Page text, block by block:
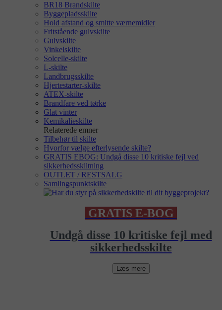
BR18 Brandskilte
Byggepladsskilte
Hold afstand og smitte værnemidler
Fritstående gulvskilte
Gulvskilte
Vinkelskilte
Solcelle-skilte
L-skilte
Landbrugsskilte
Hjertestarter-skilte
ATEX-skilte
Brandfare ved tørke
Glat vinter
Kemikalieskilte
Relaterede emner
Tilbehør til skilte
Hvorfor vælge efterlysende skilte?
GRATIS EBOG: Undgå disse 10 kritiske fejl ved
sikkerhedsskiltning
OUTLET / RESTSALG
Samlingspunktskilte
GRATIS E-BOG
Undgå disse 10 kritiske fejl med
sikkerhedsskilte
Læs mere